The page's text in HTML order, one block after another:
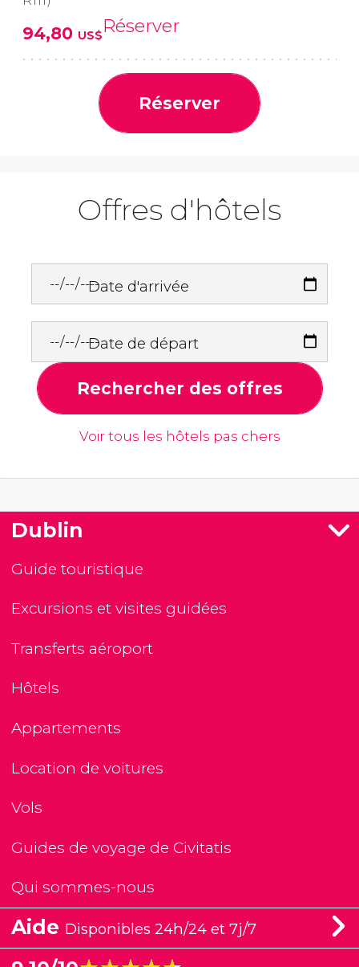
94,80 US$Réserver
Réserver
Offres d'hôtels
Date d'arrivée
Date de départ
Rechercher des offres
Voir tous les hôtels pas chers
Dublin
Guide touristique
Excursions et visites guidées
Transferts aéroport
Hôtels
Appartements
Location de voitures
Vols
Guides de voyage de Civitatis
Qui sommes-nous
Aide Disponibles 24h/24 et 7j/7